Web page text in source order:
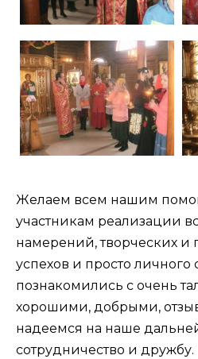
Желаем всем нашим
участникам реализации
намерений, творческих и
успехов и просто личного
познакомились с очень
хорошими, добрыми,
надеемся на наше
сотрудничество и дружбу.